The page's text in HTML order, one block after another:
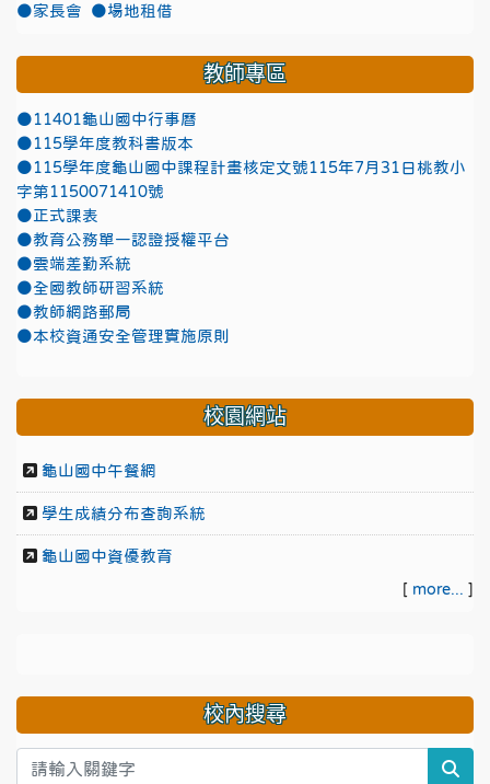
●家長會
●場地租借
教師專區
●11401龜山國中行事曆
●115學年度教科書版本
●115學年度龜山國中課程計畫核定文號115年7月31日桃教小
字第1150071410號
●正式課表
●教育公務單一認證授權平台
●雲端差勤系統
●全國教師研習系統
●教師網路郵局
●本校資通安全管理實施原則
校園網站
龜山國中午餐網
學生成績分布查詢系統
龜山國中資優教育
[ more... ]
校內搜尋